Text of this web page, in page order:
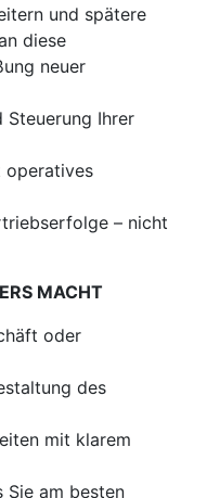
und spätere
diese
neuer
Steuerung Ihrer
operatives
– nicht
MACHT
oder
des
mit klarem
Sie am besten